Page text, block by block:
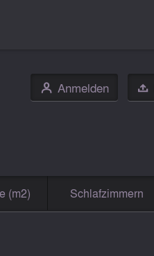
👤 Anmelden 
(m2) Schlafzimmern